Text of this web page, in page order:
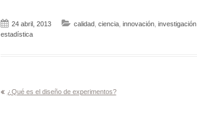
24 abril, 2013 calidad, ciencia, innovación, investigación
estadística
Navegación
¿Qué es el diseño de experimentos?